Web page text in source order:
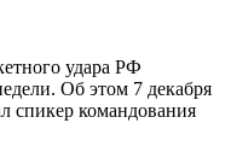
удара РФ
Об этом 7 декабря
спикер командования